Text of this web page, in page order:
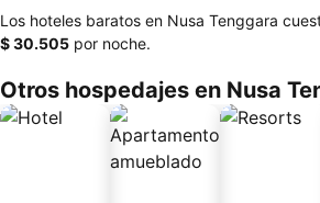
Los hoteles baratos en Nusa Tenggara
‎$ 30.505 por noche.
Otros hospedajes en Nusa